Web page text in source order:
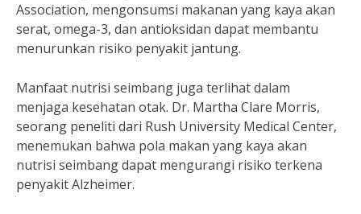
Association, mengonsumsi makanan yang kaya akan
serat, omega-3, dan antioksidan dapat membantu
menurunkan risiko penyakit jantung.
Manfaat nutrisi seimbang juga terlihat dalam
menjaga kesehatan otak. Dr. Martha Clare Morris,
seorang peneliti dari Rush University Medical Center,
menemukan bahwa pola makan yang kaya akan
nutrisi seimbang dapat mengurangi risiko terkena
penyakit Alzheimer.